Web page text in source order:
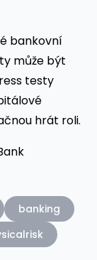
bankovní
může být
testy
hrát roli.
banking